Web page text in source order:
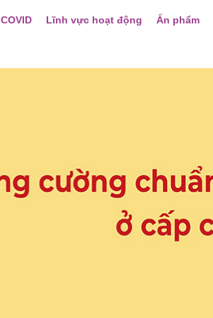
Lĩnh vực hoạt động Ấn phẩm